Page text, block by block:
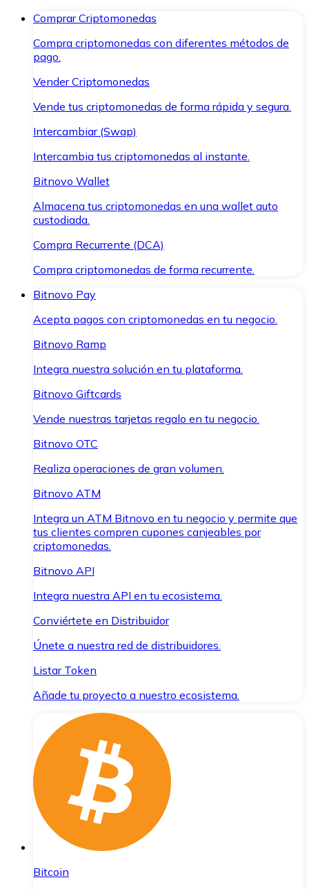
Comprar Criptomonedas
Compra criptomonedas con diferentes métodos de
pago.
Vender Criptomonedas
Vende tus criptomonedas de forma rápida y segura.
Intercambiar (Swap)
Intercambia tus criptomonedas al instante.
Bitnovo Wallet
Almacena tus criptomonedas en una wallet auto
custodiada.
Compra Recurrente (DCA)
Compra criptomonedas de forma recurrente.
Bitnovo Pay
Acepta pagos con criptomonedas en tu negocio.
Bitnovo Ramp
Integra nuestra solución en tu plataforma.
Bitnovo Giftcards
Vende nuestras tarjetas regalo en tu negocio.
Bitnovo OTC
Realiza operaciones de gran volumen.
Bitnovo ATM
Integra un ATM Bitnovo en tu negocio y permite que
tus clientes compren cupones canjeables por
criptomonedas.
Bitnovo API
Integra nuestra API en tu ecosistema.
Conviértete en Distribuidor
Únete a nuestra red de distribuidores.
Listar Token
Añade tu proyecto a nuestro ecosistema.
Bitcoin